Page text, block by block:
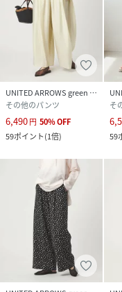
UNITED ARROWS green label relaxing
その他のパンツ
6,490円 50%OFF
59ポイント(1倍)
そ
59